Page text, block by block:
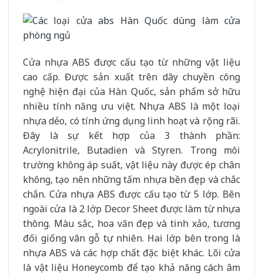
Cửa nhựa ABS được cấu tạo từ những vật liệu
cao cấp. Được sản xuất trên dây chuyền công
nghệ hiện đại của Hàn Quốc, sản phẩm sở hữu
nhiều tính năng ưu việt. Nhựa ABS là một loại
nhựa dẻo, có tính ứng dụng linh hoạt và rộng rãi.
Đây là sự kết hợp của 3 thành phần:
Acrylonitrile, Butadien và Styren. Trong môi
trường không áp suất, vật liệu này được ép chân
không, tạo nên những tấm nhựa bền đẹp và chắc
chắn. Cửa nhựa ABS được cấu tạo từ 5 lớp. Bên
ngoài cửa là 2 lớp Decor Sheet được làm từ nhựa
thông. Màu sắc, hoa văn đẹp và tinh xảo, tương
đối giống vân gỗ tự nhiên. Hai lớp bên trong là
nhựa ABS và các hợp chất đặc biệt khác. Lõi cửa
là vật liệu Honeycomb để tạo khả năng cách âm